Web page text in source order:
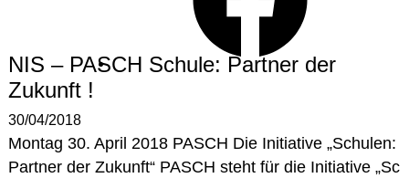
NIS – PASCH Schule: Partner der
Zukunft !
30/04/2018
Montag 30. April 2018 PASCH Die Initiative „Schulen:
Partner der Zukunft“ PASCH steht für die Initiative „Sc